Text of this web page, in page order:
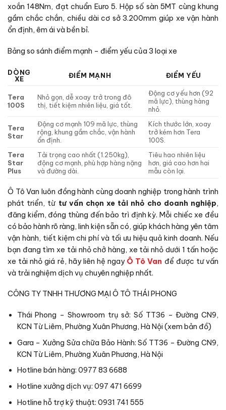
xoắn 148Nm, đạt chuẩn Euro 5. Hộp số sàn 5MT cùng khung
gầm chắc chắn, chiều dài cơ sở 3.200mm giúp xe vận hành
ổn định, êm ái và bền bỉ.
Bảng so sánh điểm mạnh – điểm yếu của 3 loại xe
DÒNG
XE
ĐIỂM MẠNH ĐIỂM YẾU
Tera
100S
Nhỏ gọn, dễ xoay trở trong đô
thị, tiết kiệm nhiên liệu, giá tốt.
Động cơ yếu hơn (92
mã lực), thùng hàng
nhỏ.
Tera
Star
Động cơ mạnh 109 mã lực, thùng
rộng, khung gầm chắc, vận hành
ổn định.
Kích thước lớn, xoay
trở kém hơn Tera
100S.
Tera
Star
Plus
Tải trọng cao nhất (1.250kg),
động cơ mạnh, phù hợp hàng nặng
và đường dài.
Tiêu hao nhiên liệu
hơn, giá cao hơn hai
mẫu còn lại.
Ô Tô Van luôn đồng hành cùng doanh nghiệp trong hành trình
phát triển, từ tư vấn chọn xe tải nhỏ cho doanh nghiệp,
đăng kiểm, đóng thùng đến bảo trì định kỳ. Mỗi chiếc xe đều
có bảo hành rõ ràng, linh kiện sẵn có, giúp khách hàng yên tâm
vận hành, tiết kiệm chi phí và tối ưu hiệu quả kinh doanh. Nếu
bạn đang tìm xe tải nhỏ chở hàng, xe tải nhỏ dưới 1 tấn hoặc
xe tải nhỏ giá rẻ, hãy liên hệ ngay Ô Tô Van để được tư vấn
và trải nghiệm dịch vụ chuyên nghiệp nhất.
CÔNG TY TNHH THƯƠNG MẠI Ô TÔ THÁI PHONG
Thái Phong – Showroom trụ sở: Số TT36 – Đường CN9,
KCN Từ Liêm, Phường Xuân Phương, Hà Nội (xem bản đồ)
Gara – Xưởng Sửa chữa Bảo Hành: Số TT36 – Đường CN9,
KCN Từ Liêm, Phường Xuân Phương, Hà Nội
Hotline bán hàng: 0977 83 6688
Hotline xưởng dịch vụ: 097 471 6699
Hotline hỗ trợ kỹ thuật: 0931 741 555